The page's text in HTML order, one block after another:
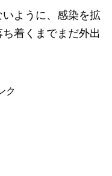
ように、感染を拡
着くまでまだ外出
ク